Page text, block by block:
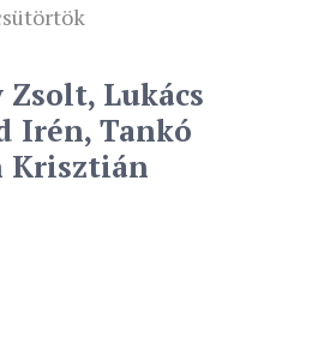
Zsolt, Lukács
Irén, Tankó
Krisztián